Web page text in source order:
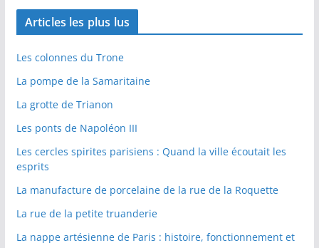
Articles les plus lus
Les colonnes du Trone
La pompe de la Samaritaine
La grotte de Trianon
Les ponts de Napoléon III
Les cercles spirites parisiens : Quand la ville écoutait les
esprits
La manufacture de porcelaine de la rue de la Roquette
La rue de la petite truanderie
La nappe artésienne de Paris : histoire, fonctionnement et